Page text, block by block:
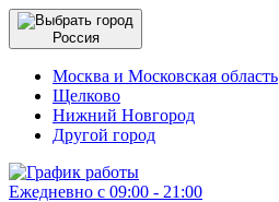
Россия
Москва и Московская область
Щелково
Нижний Новгород
Другой город
Ежедневно с 09:00 - 21:00